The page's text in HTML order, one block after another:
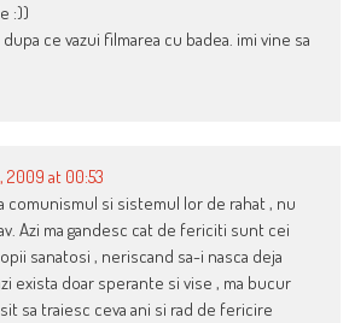
:))
ce vazui filmarea cu badea. imi vine sa
2009 at 00:53
comunismul si sistemul lor de rahat , nu
Azi ma gandesc cat de fericiti sunt cei
sanatosi , neriscand sa-i nasca deja
exista doar sperante si vise , ma bucur
sa traiesc ceva ani si rad de fericire